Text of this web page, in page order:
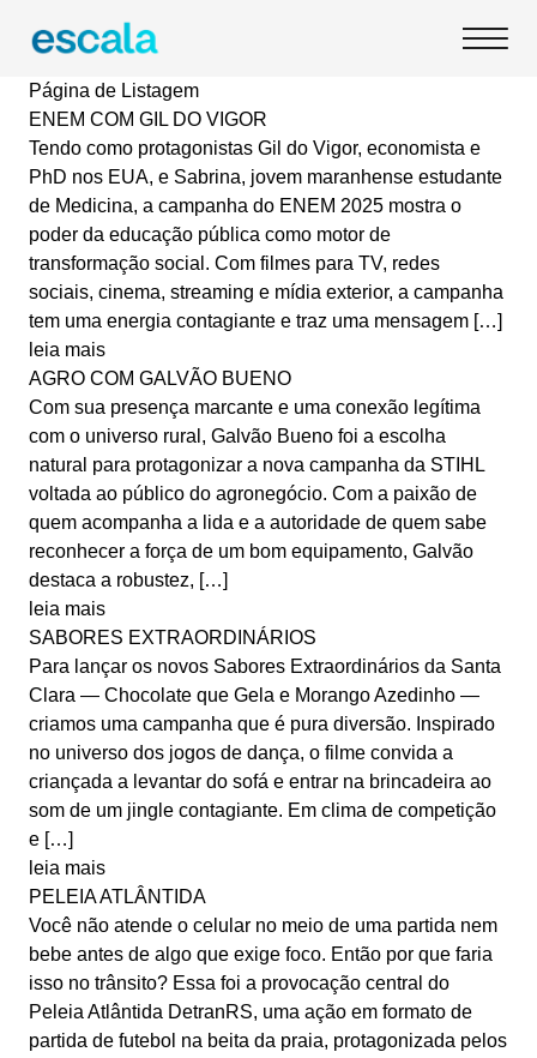
Página de Listagem
ENEM COM GIL DO VIGOR
Tendo como protagonistas Gil do Vigor, economista e
PhD nos EUA, e Sabrina, jovem maranhense estudante
de Medicina, a campanha do ENEM 2025 mostra o
poder da educação pública como motor de
transformação social. Com filmes para TV, redes
sociais, cinema, streaming e mídia exterior, a campanha
tem uma energia contagiante e traz uma mensagem […]
leia mais
AGRO COM GALVÃO BUENO
Com sua presença marcante e uma conexão legítima
com o universo rural, Galvão Bueno foi a escolha
natural para protagonizar a nova campanha da STIHL
voltada ao público do agronegócio. Com a paixão de
quem acompanha a lida e a autoridade de quem sabe
reconhecer a força de um bom equipamento, Galvão
destaca a robustez, […]
leia mais
SABORES EXTRAORDINÁRIOS
Para lançar os novos Sabores Extraordinários da Santa
Clara — Chocolate que Gela e Morango Azedinho —
criamos uma campanha que é pura diversão. Inspirado
no universo dos jogos de dança, o filme convida a
criançada a levantar do sofá e entrar na brincadeira ao
som de um jingle contagiante. Em clima de competição
e […]
leia mais
PELEIA ATLÂNTIDA
Você não atende o celular no meio de uma partida nem
bebe antes de algo que exige foco. Então por que faria
isso no trânsito? Essa foi a provocação central do
Peleia Atlântida DetranRS, uma ação em formato de
partida de futebol na beita da praia, protagonizada pelos